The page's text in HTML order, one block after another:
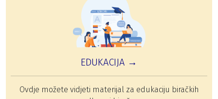
EDUKACIJA →
Ovdje možete vidjeti materijal za edukaciju biračkih